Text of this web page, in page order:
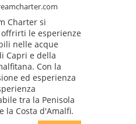
Charter si
le esperienze
nelle acque
Capri e della
Con la
ed esperienza
tra la Penisola
la Costa d'Amalfi.